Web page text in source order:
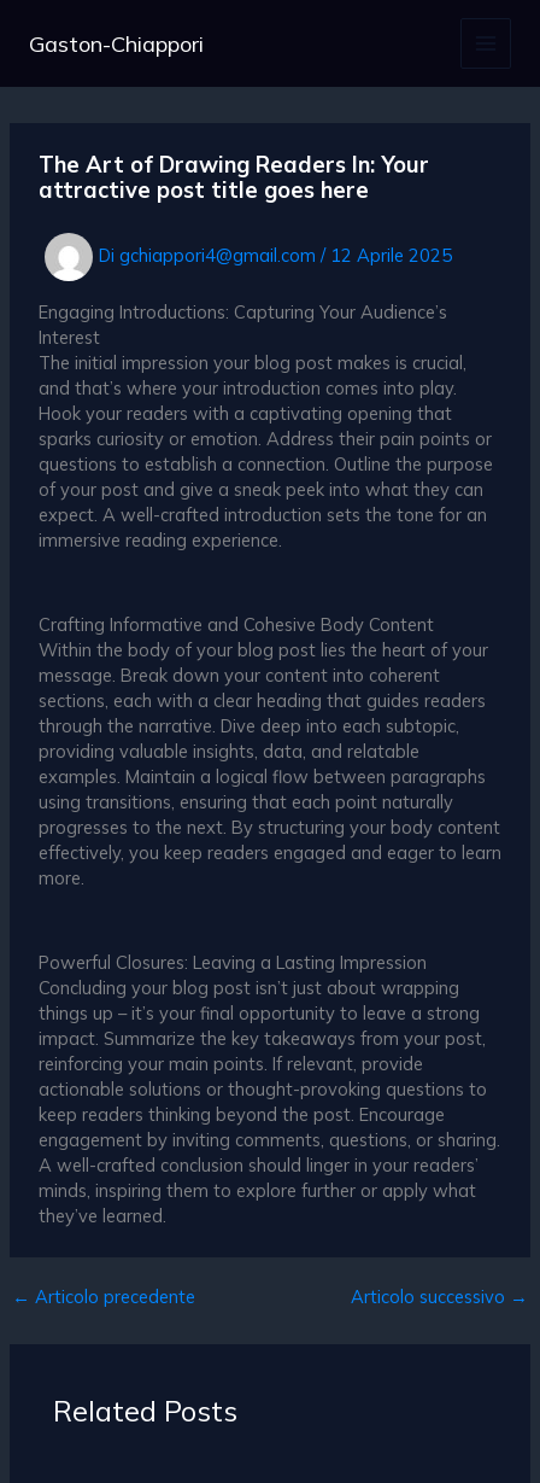
Gaston-Chiappori
The Art of Drawing Readers In: Your
attractive post title goes here
Di gchiappori4@gmail.com / 12 Aprile 2025
Engaging Introductions: Capturing Your Audience’s
Interest
The initial impression your blog post makes is crucial,
and that’s where your introduction comes into play.
Hook your readers with a captivating opening that
sparks curiosity or emotion. Address their pain points or
questions to establish a connection. Outline the purpose
of your post and give a sneak peek into what they can
expect. A well-crafted introduction sets the tone for an
immersive reading experience.
Crafting Informative and Cohesive Body Content
Within the body of your blog post lies the heart of your
message. Break down your content into coherent
sections, each with a clear heading that guides readers
through the narrative. Dive deep into each subtopic,
providing valuable insights, data, and relatable
examples. Maintain a logical flow between paragraphs
using transitions, ensuring that each point naturally
progresses to the next. By structuring your body content
effectively, you keep readers engaged and eager to learn
more.
Powerful Closures: Leaving a Lasting Impression
Concluding your blog post isn’t just about wrapping
things up – it’s your final opportunity to leave a strong
impact. Summarize the key takeaways from your post,
reinforcing your main points. If relevant, provide
actionable solutions or thought-provoking questions to
keep readers thinking beyond the post. Encourage
engagement by inviting comments, questions, or sharing.
A well-crafted conclusion should linger in your readers’
minds, inspiring them to explore further or apply what
they’ve learned.
← Articolo precedente Articolo successivo →
Related Posts